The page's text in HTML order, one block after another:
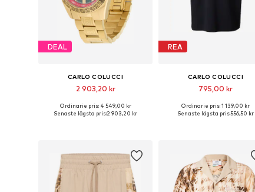
DEAL
CARLO COLUCCI
2 903,20 kr
Tillgängliga storlekar: One Size
Ordinarie pris: 4 549,00 kr
Senaste lägsta pris:2 903,20 kr
REA
CARLO COLUCCI
795,00 kr
Tillgängliga storlekar: S, M, L,
Ordinarie pris: 1 139,00 kr
Senaste lägsta pris:556,50 kr